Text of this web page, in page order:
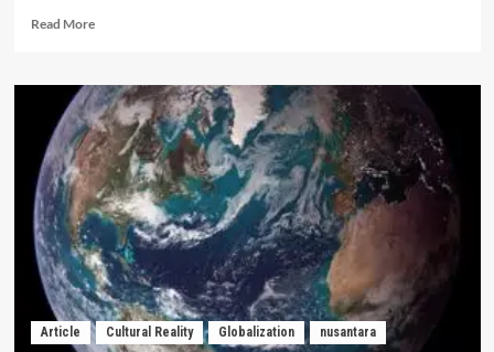
Read MoreRead
KESERUMPUNAN
NUSANTARA
:
MENJAGA
IDENTITAS
BUDAYA
INDONESIA
DI
PANGGUNG
INTERNASIONAL
Article Cultural Reality Globalization nusantara